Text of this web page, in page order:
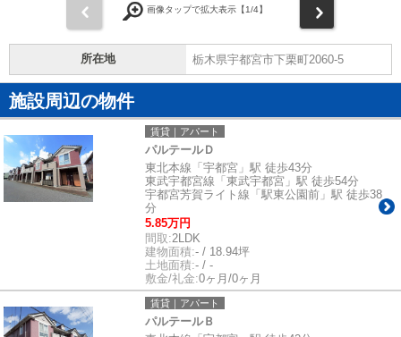
画像タップで拡大表示【1/4】
所在地 栃木県宇都宮市下栗町2060-5
施設周辺の物件
賃貸｜アパート
パルテールＤ
東北本線「宇都宮」駅 徒歩43分
東武宇都宮線「東武宇都宮」駅 徒歩54分
宇都宮芳賀ライト線「駅東公園前」駅 徒歩38
分
5.85万円
間取:2LDK
建物面積:- / 18.94坪
土地面積:- / -
敷金/礼金:0ヶ月/0ヶ月
賃貸｜アパート
パルテールＢ